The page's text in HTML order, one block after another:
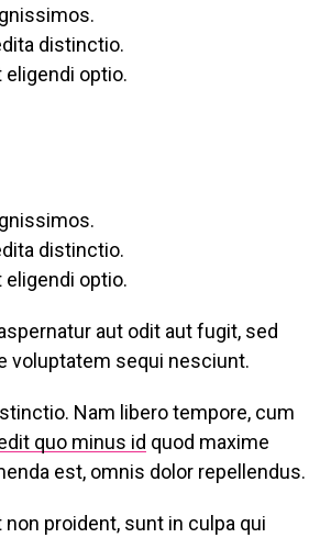
distinctio.
optio.
distinctio.
optio.
aut odit aut fugit, sed
voluptatem sequi nesciunt.
Nam libero tempore, cum
quo minus id quod maxime
est, omnis dolor repellendus.
proident, sunt in culpa qui